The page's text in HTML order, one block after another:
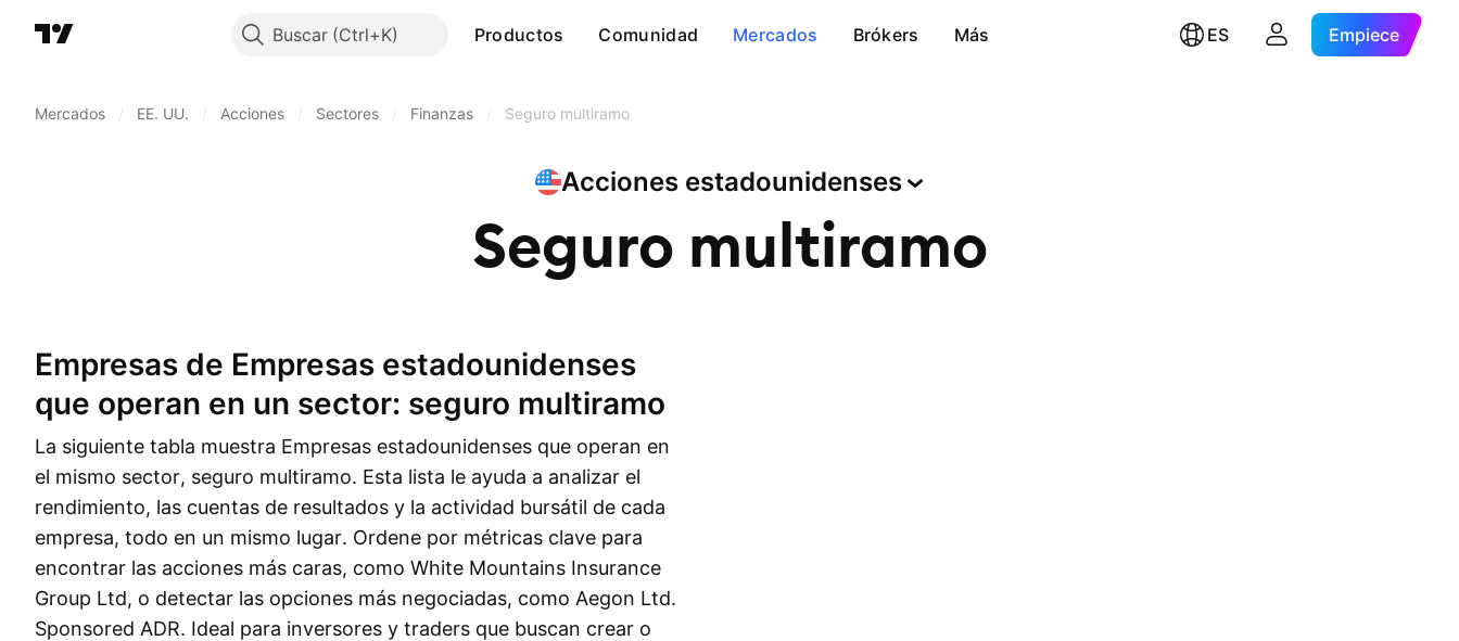
Buscar Productos Comunidad Mercados Brókers Más ES Empiece
Mercados EE. UU. Acciones Sectores Finanzas Seguro multiramo
Acciones estadounidenses
Seguro multiramo
Empresas de Empresas estadounidenses
que operan en un sector: seguro multiramo
La siguiente tabla muestra Empresas estadounidenses que operan en
el mismo sector, seguro multiramo. Esta lista le ayuda a analizar el
rendimiento, las cuentas de resultados y la actividad bursátil de cada
empresa, todo en un mismo lugar. Ordene por métricas clave para
encontrar las acciones más caras, como White Mountains Insurance
Group Ltd, o detectar las opciones más negociadas, como Aegon Ltd.
Sponsored ADR. Ideal para inversores y traders que buscan crear o